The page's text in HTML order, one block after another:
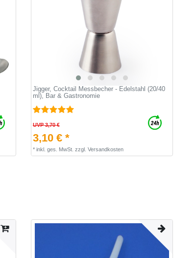
Jigger, Cocktail Messbecher - Edelstahl (20/40
ml), Bar & Gastronomie
UVP 3,70 €
3,10 € *
* inkl. ges. MwSt. zzgl. Versandkosten